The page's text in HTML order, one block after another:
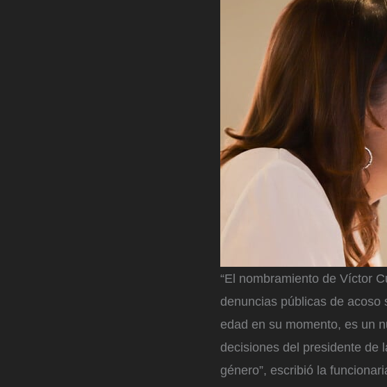
“El nombramiento de Víctor
denuncias públicas de
edad en su momento, es un
decisiones del presidente de
género”, escribió la